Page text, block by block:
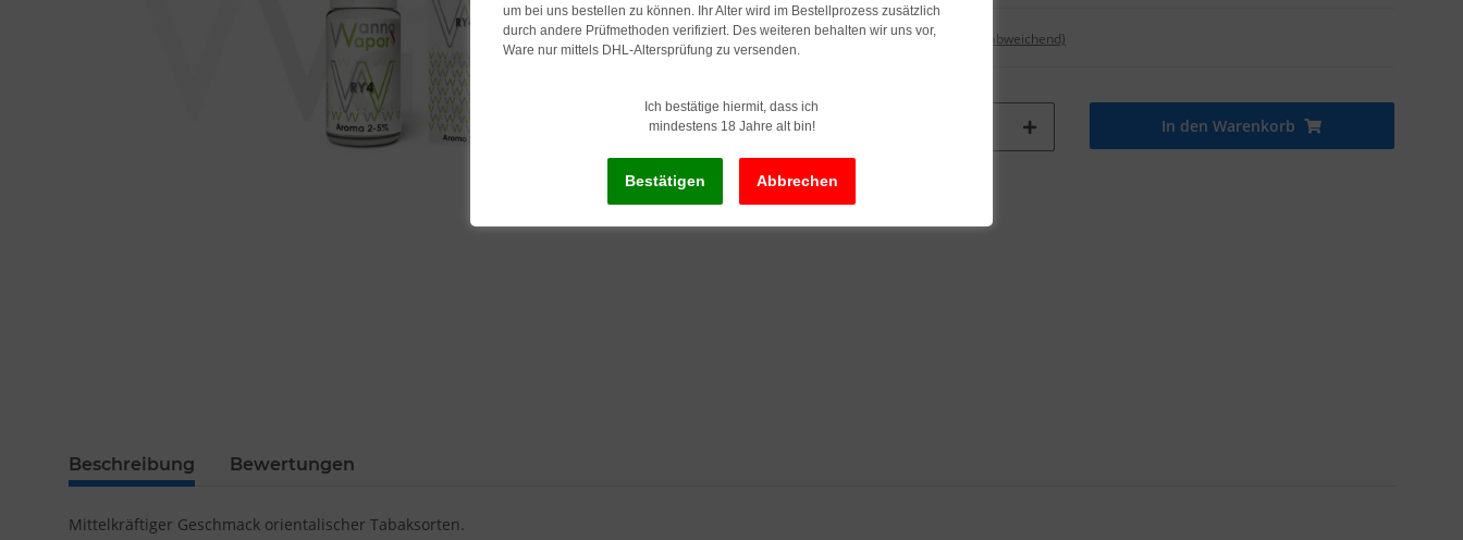
Lieferzeit: 2 - 3 Werktage(DE - Ausland abweichend)
In den Warenkorb
Beschreibung Bewertungen
Mittelkräftiger Geschmack orientalischer Tabaksorten.
um bei uns bestellen zu können. Ihr Alter wird im Bestellprozess zusätzlich
durch andere Prüfmethoden verifiziert. Des weiteren behalten wir uns vor,
Ware nur mittels DHL-Altersprüfung zu versenden.
Ich bestätige hiermit, dass ich
mindestens 18 Jahre alt bin!